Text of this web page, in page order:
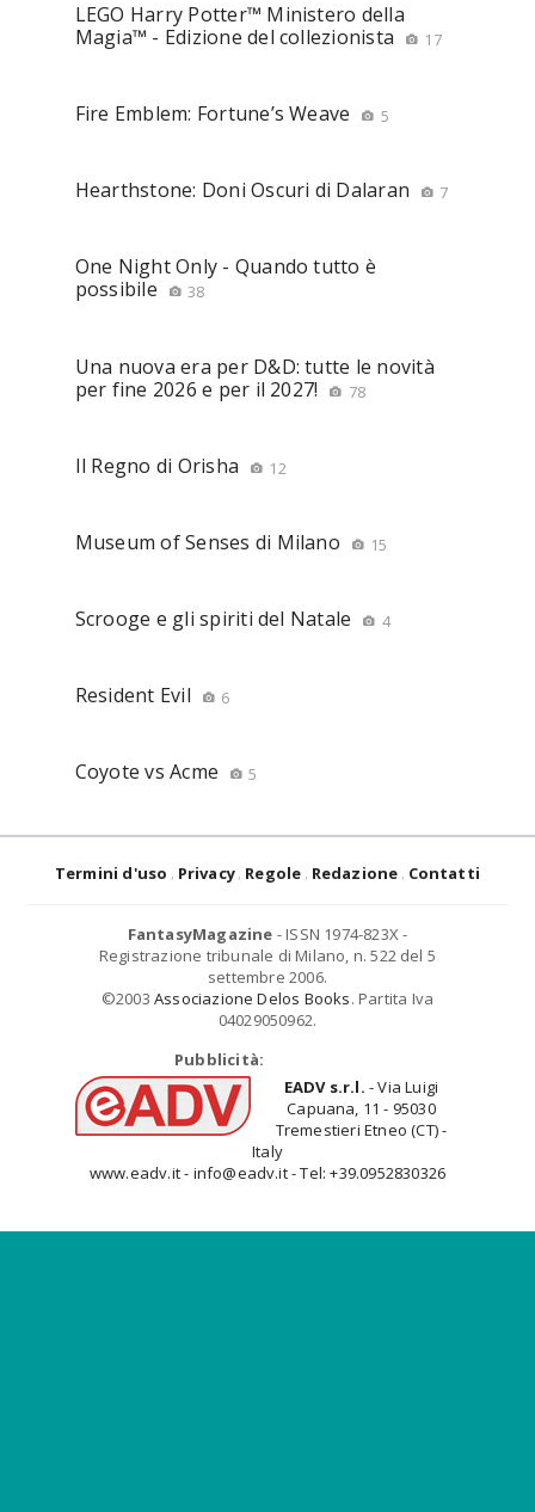
LEGO Harry Potter™ Ministero della
Magia™ - Edizione del collezionista
17
Fire Emblem: Fortune’s Weave 5
Hearthstone: Doni Oscuri di Dalaran 7
One Night Only - Quando tutto è
possibile
38
Una nuova era per D&D: tutte le novità
per fine 2026 e per il 2027!
78
Il Regno di Orisha 12
Museum of Senses di Milano 15
Scrooge e gli spiriti del Natale 4
Resident Evil 6
Coyote vs Acme 5
Termini d'uso Privacy Regole Redazione Contatti
FantasyMagazine - ISSN 1974-823X -
Registrazione tribunale di Milano, n. 522 del 5
settembre 2006.
©2003 Associazione Delos Books. Partita Iva
04029050962.
Pubblicità:
EADV s.r.l. - Via Luigi
Capuana, 11 - 95030
Tremestieri Etneo (CT) -
Italy
www.eadv.it - info@eadv.it - Tel: +39.0952830326